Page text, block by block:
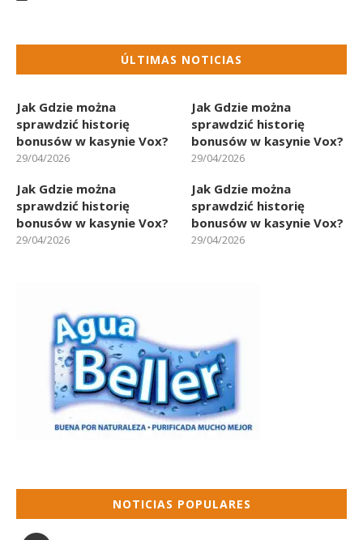
ÚLTIMAS NOTICIAS
Jak Gdzie można
sprawdzić historię
bonusów w kasynie Vox?
29/04/2026
Jak Gdzie można
sprawdzić historię
bonusów w kasynie Vox?
29/04/2026
Jak Gdzie można
sprawdzić historię
bonusów w kasynie Vox?
29/04/2026
Jak Gdzie można
sprawdzić historię
bonusów w kasynie Vox?
29/04/2026
NOTICIAS POPULARES